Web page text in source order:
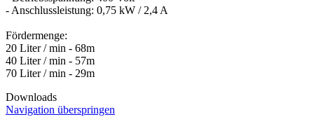
- Anschlussleistung: 0,75 kW / 2,4 A
Fördermenge:
20 Liter / min - 68m
40 Liter / min - 57m
Downloads
Navigation überspringen